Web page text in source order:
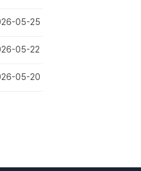
05-25
05-22
05-20